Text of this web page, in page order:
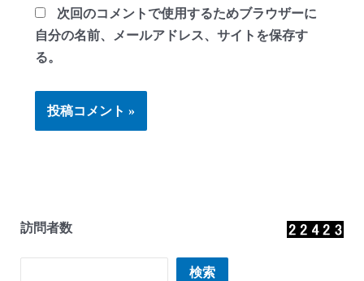
次回のコメントで使用するためブラウザーに
自分の名前、メールアドレス、サイトを保存す
る。
訪問者数
検索